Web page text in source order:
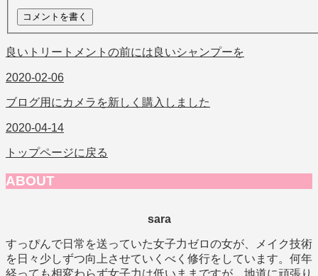
良いトリートメントの前には良いシャンプーを
2020-02-06
ブログ用にカメラを新しく購入しました
2020-04-14
トップページに戻る
ABOUT
sara
すっぴんで日常を送っていた女子力ゼロの女が、メイク技術
を日々少しずつ向上させていくべく修行をしています。何年